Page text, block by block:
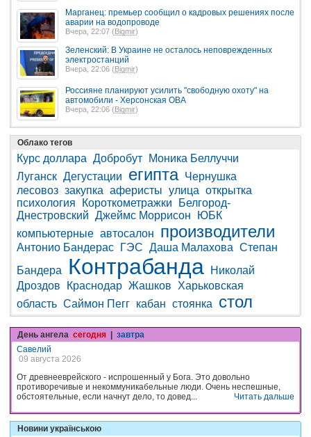
Марганец: премьер сообщил о кадровых решениях после
аварии на водопроводе
Вчера, 22:07 (Bigmir)
Зеленский: В Украине не осталось неповрежденных
электростанций
Вчера, 22:06 (Bigmir)
Россияне планируют усилить "свободную охоту" на
автомобили - Херсонская ОВА
Вчера, 22:06 (Bigmir)
Облако тегов
Курс доллара Добробут
Моника Беллуччи
Луганск Дегустации египта Чернушка
лесовоз закупка аферисты улица открытка
психология
Короткометражки
Белгород-
Днестровский Джеймс Моррисон
ЮБК
компьютерные автосалон производители
Антонио Бандерас ГЭС Даша Малахова Степан
Бандера
Контрабанда
Николай
Дроздов
Краснодар Жашков
Харьковская
область Саймон Пегг кабан стоянка стол
День ангела сегодня | завтра
Савелий
09 августа 2026
От древнееврейского - испрошенный у Бога. Это довольно
противоречивые и некоммуникабельные люди. Очень неспешные,
обстоятельные, если начнут дело, то довед...
Читать дальше
Новини українською